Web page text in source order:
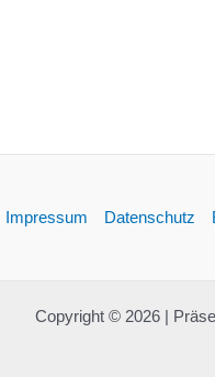
Impressum Datenschutz
Copyright © 2026 |